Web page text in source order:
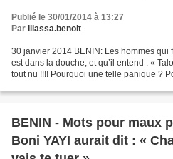
Publié le 30/01/2014 à 13:27
Par illassa.benoit
30 janvier 2014 BENIN: Les hommes
est dans la douche, et qu’il entend : «
tout nu !!!! Pourquoi une telle panique ?
BENIN - Mots pour maux
Boni YAYI aurait dit : «